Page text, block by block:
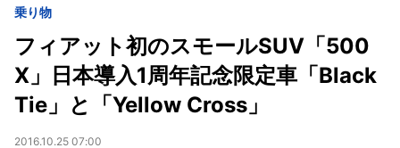
乗り物
フィアット初のスモールSUV「500
X」日本導入1周年記念限定車「Black
Tie」と「Yellow Cross」
2016.10.25 07:00